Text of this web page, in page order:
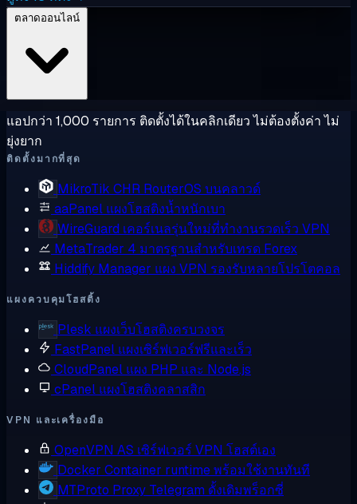
แอปกว่า 1,000 รายการ ติดตั้งได้ในคลิกเดียว ไม่ต้องตั้งค่า ไม่
ยุ่งยาก
ติดตั้งมากที่สุด
MikroTik CHR RouterOS บนคลาวด์
aaPanel แผงโฮสติงน้ำหนักเบา
WireGuard เคอร์เนลรุ่นใหม่ที่ทำงานรวดเร็ว VPN
MetaTrader 4 มาตรฐานสำหรับเทรด Forex
Hiddify Manager แผง VPN รองรับหลายโปรโตคอล
แผงควบคุมโฮสติ้ง
Plesk แผงเว็บโฮสติงครบวงจร
FastPanel แผงเซิร์ฟเวอร์ฟรีและเร็ว
CloudPanel แผง PHP และ Node.js
cPanel แผงโฮสติงคลาสสิก
VPN และเครื่องมือ
OpenVPN AS เซิร์ฟเวอร์ VPN โฮสต์เอง
Docker Container runtime พร้อมใช้งานทันที
MTProto Proxy Telegram ดั้งเดิมพร็อกซี่